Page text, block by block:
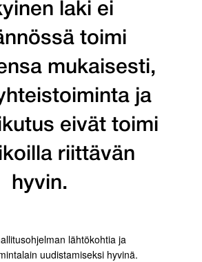
laki ei
toimi
mukaisesti,
ja
eivät toimi
riittävän
hyvin.
lähtökohtia ja
uudistamiseksi hyvinä.